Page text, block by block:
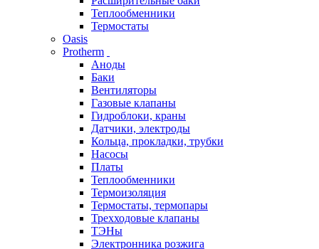
Теплообменники
Термостаты
Oasis
Protherm
Аноды
Баки
Вентиляторы
Газовые клапаны
Гидроблоки, краны
Датчики, электроды
Кольца, прокладки, трубки
Насосы
Платы
Теплообменники
Термоизоляция
Термостаты, термопары
Трехходовые клапаны
ТЭНы
Электронника розжига